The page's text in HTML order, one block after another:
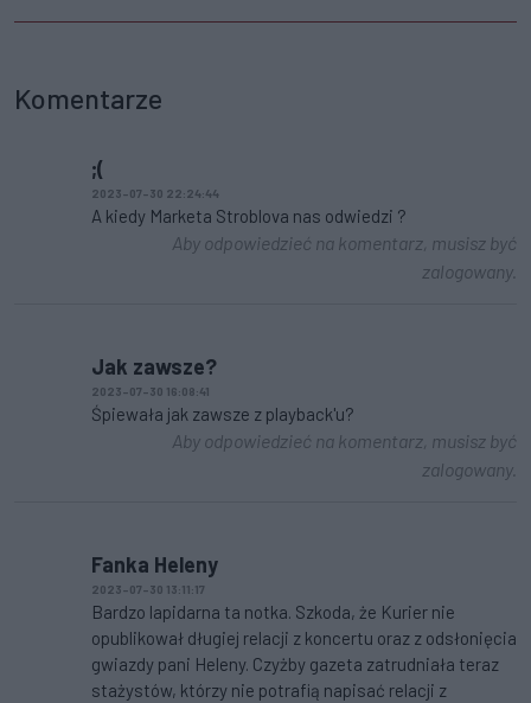
Komentarze
;(
2023-07-30 22:24:44
A kiedy Marketa Stroblova nas odwiedzi ?
Aby odpowiedzieć na komentarz, musisz być
zalogowany.
Jak zawsze?
2023-07-30 16:08:41
Śpiewała jak zawsze z playback'u?
Aby odpowiedzieć na komentarz, musisz być
zalogowany.
Fanka Heleny
2023-07-30 13:11:17
Bardzo lapidarna ta notka. Szkoda, że Kurier nie
opublikował długiej relacji z koncertu oraz z odsłonięcia
gwiazdy pani Heleny. Czyżby gazeta zatrudniała teraz
stażystów, którzy nie potrafią napisać relacji z